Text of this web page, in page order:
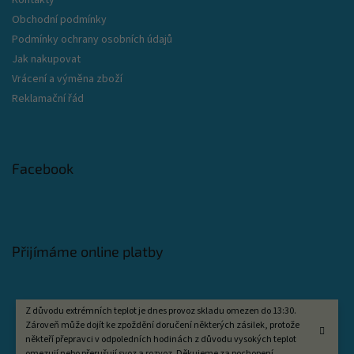
Z důvodu extrémních teplot je dnes provoz skladu omezen do 13:30.
Zároveň může dojít ke zpoždění doručení některých zásilek, protože
někteří přepravci v odpoledních hodinách z důvodu vysokých teplot
Obchodní podmínky
Podmínky ochrany osobních údajů
Jak nakupovat
Vrácení a výměna zboží
Reklamační řád
Facebook
Přijímáme online platby